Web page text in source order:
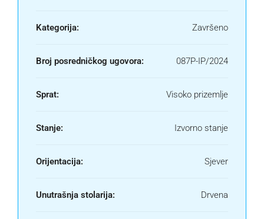
Kategorija: Završeno
Broj posredničkog ugovora: 087P-IP/2024
Sprat: Visoko prizemlje
Stanje: Izvorno stanje
Orijentacija: Sjever
Unutrašnja stolarija: Drvena